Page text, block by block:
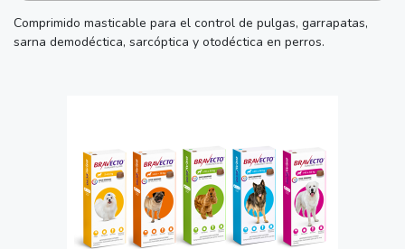
Comprimido masticable para el control de pulgas, garrapatas,
sarna demodéctica, sarcóptica y otodéctica en perros.